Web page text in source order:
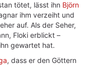
tötet, lässt ihn Björn
ihm verzeiht und
auf. Als der Seher,
Floki erblickt –
gewartet hat.
, dass er den Göttern